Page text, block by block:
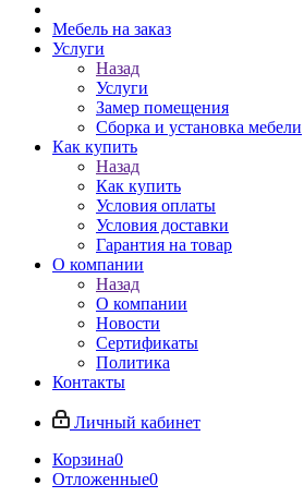
Мебель на заказ
Услуги
Назад
Услуги
Замер помещения
Сборка и установка мебели
Как купить
Назад
Как купить
Условия оплаты
Условия доставки
Гарантия на товар
О компании
Назад
О компании
Новости
Сертификаты
Политика
Контакты
Личный кабинет
Корзина0
Отложенные0